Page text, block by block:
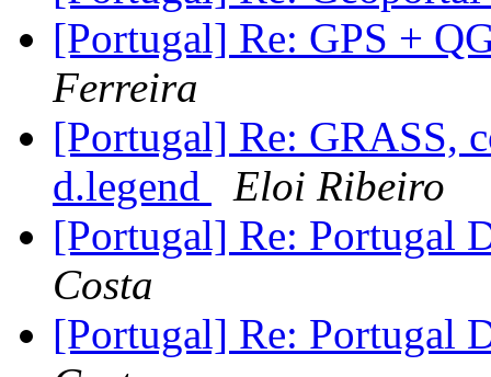
[Portugal] Re: GPS +
Ferreira
[Portugal] Re: GRASS,
d.legend
Eloi Ribeiro
[Portugal] Re: Portugal
Costa
[Portugal] Re: Portugal